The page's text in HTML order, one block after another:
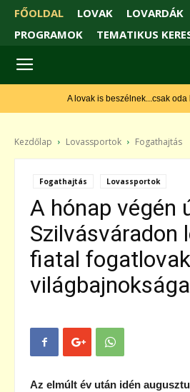
FŐOLDAL LOVAK LOVARDÁK
PROGRAMOK
TEMATIKUS
A lovak is beszélnek...csak oda
Kezdőlap Lovassportok Fogathajtás
Fogathajtás Lovassportok
A hónap végén
Szilvásváradon
fiatal fogatlovak
világbajnoksága
Az elmúlt év után idén